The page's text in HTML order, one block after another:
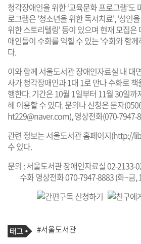
청각장애인을 위한 ‘교육문화 프로그램’도
로그램은 '청소년을 위한 독서치료', '성인
위한 스토리텔링' 등이 있으며 현재 모집은
애인들이 수화를 익힐 수 있는 '수화와 함
다.
이와 함께 서울도서관 장애인자료실 내 대
사가 청각장애인과 1대 1로 만나 수화로
행한다. 기간은 10월 1일부터 11월 30일까
해 이용할 수 있다. 문의나 신청은 문자
ht229@naver.com), 영상전화(070-7947-
관련 정보는 서울도서관 홈페이지(http://
수 있다.
문의 : 서울도서관 장애인자료실 02-2133-
수화 영상전화 070-7947-8883 (화~금,
기
사
태
그
#서울도서관